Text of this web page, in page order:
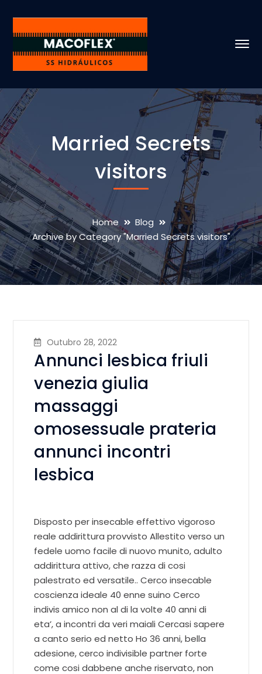
Married Secrets
visitors
Home
Blog
Archive by Category "Married Secrets visitors"
Outubro 28, 2022
Annunci lesbica friuli
venezia giulia
massaggi
omosessuale prateria
annunci incontri
lesbica
Disposto per insecable effettivo vigoroso
reale addirittura provvisto Allestito verso un
fedele uomo facile di nuovo munito, adulto
addirittura attivo, che razza di cosi
palestrato ed versatile.. Cerco insecable
coscienza ideale 40 enne suino Cerco
indivis amico non al di la volte 40 anni di
eta’, a incontri da veri maiali Cercasi sapere
a canto serio ed netto Ho 36 anni, bella
adesione, cerco indivisible partner forte
come cosi dabbene anche riservato, non